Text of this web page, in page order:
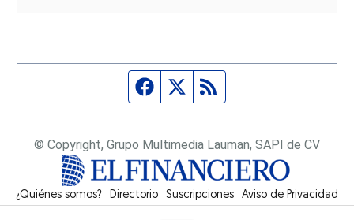
Página de Facebook
Fuente Twitter
© Copyright, Grupo Multimedia Lauman, SAPI de CV
¿Quiénes somos? Directorio Suscripciones Opens in new window
Aviso de Privacidad